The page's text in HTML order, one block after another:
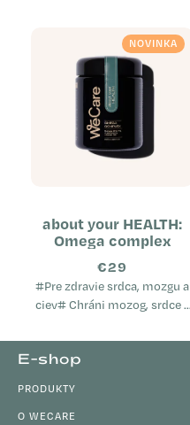
Priaznivo ovplyvňuje
plynatosť aj...
NOVINKA
about your HEALTH:
Omega complex
€29
#Pre zdravie srdca, mozgu a
ciev# Chráni mozog, srdce a
normálnu hladinu
cholesterolu v krvi Podporuje
E-shop
PRODUKTY
O WECARE